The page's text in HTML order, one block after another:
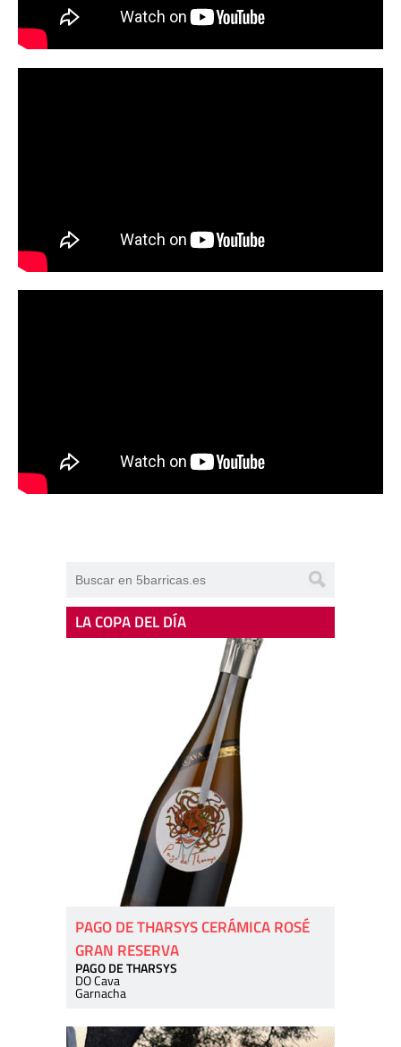
LA COPA DEL DÍA
PAGO DE THARSYS CERÁMICA ROSÉ
GRAN RESERVA
PAGO DE THARSYS
DO Cava
Garnacha